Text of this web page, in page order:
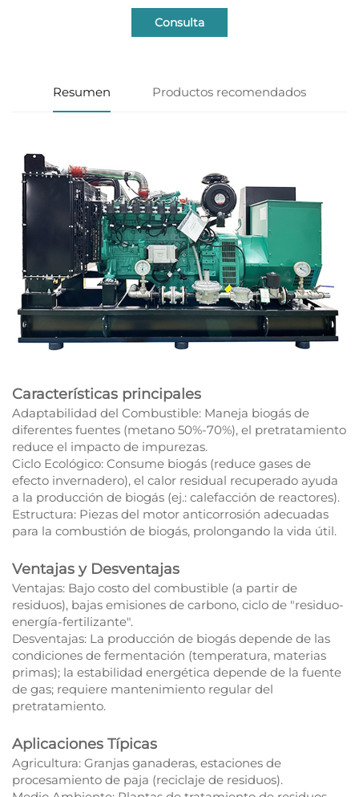
Consulta
Resumen Productos recomendados
Características principales
Adaptabilidad del Combustible: Maneja biogás de
diferentes fuentes (metano 50%-70%), el pretratamiento
reduce el impacto de impurezas.​
Ciclo Ecológico: Consume biogás (reduce gases de
efecto invernadero), el calor residual recuperado ayuda
a la producción de biogás (ej.: calefacción de reactores).​
Estructura: Piezas del motor anticorrosión adecuadas
para la combustión de biogás, prolongando la vida útil.​
Ventajas y Desventajas
Ventajas: Bajo costo del combustible (a partir de
residuos), bajas emisiones de carbono, ciclo de "residuo-
energía-fertilizante".​
Desventajas: La producción de biogás depende de las
condiciones de fermentación (temperatura, materias
primas); la estabilidad energética depende de la fuente
de gas; requiere mantenimiento regular del
pretratamiento.​
Aplicaciones Típicas
Agricultura: Granjas ganaderas, estaciones de
procesamiento de paja (reciclaje de residuos).